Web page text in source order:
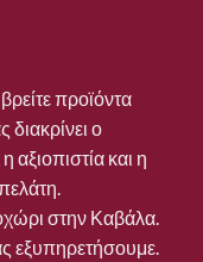
προϊόντα
ο
αξιοπιστία και η
στην Καβάλα.
εξυπηρετήσουμε.